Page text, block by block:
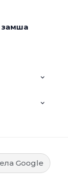
замша
Google